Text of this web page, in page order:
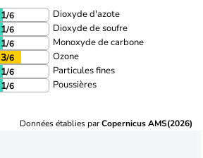
1/6 Dioxyde d'azote
1/6 Dioxyde de soufre
1/6 Monoxyde de carbone
3/6 Ozone
1/6 Particules fines
1/6 Poussières
Données établies parCopernicus AMS(2026)